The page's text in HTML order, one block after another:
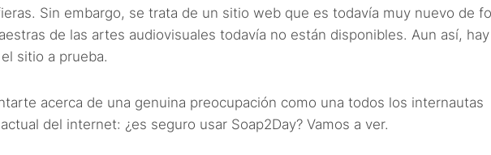
Sin embargo, se trata de un sitio web que es todavía muy nuevo de
de las artes audiovisuales todavía no están disponibles. Aun así,
sitio a prueba.
acerca de una genuina preocupación como una todos los internautas
del internet: ¿es seguro usar Soap2Day? Vamos a ver.